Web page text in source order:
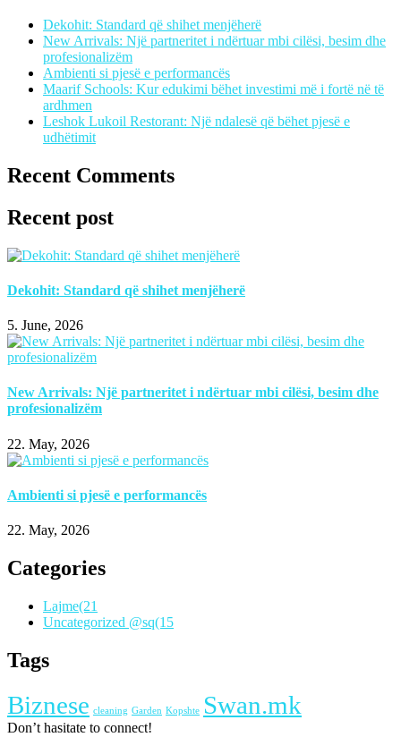
Dekohit: Standard që shihet menjëherë
New Arrivals: Një partneritet i ndërtuar mbi cilësi, besim dhe
profesionalizëm
Ambienti si pjesë e performancës
Maarif Schools: Kur edukimi bëhet investimi më i fortë në të
ardhmen
Leshok Lukoil Restorant: Një ndalesë që bëhet pjesë e
udhëtimit
Recent Comments
Recent post
Dekohit: Standard që shihet menjëherë
5. June, 2026
New Arrivals: Një partneritet i ndërtuar mbi cilësi, besim dhe
profesionalizëm
22. May, 2026
Ambienti si pjesë e performancës
22. May, 2026
Categories
Lajme(21
Uncategorized @sq(15
Tags
Biznese cleaning Garden Kopshte Swan.mk
Don’t hasitate to connect!